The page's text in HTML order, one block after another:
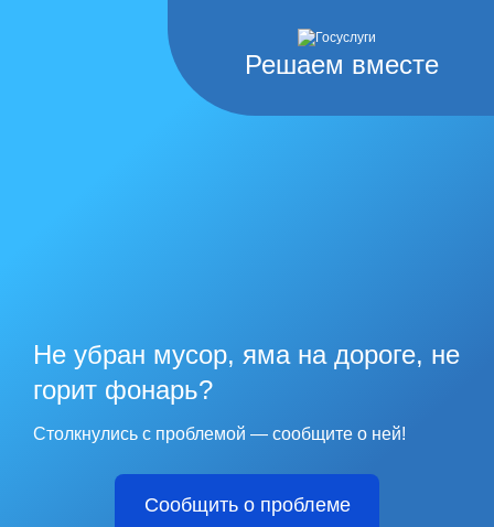
Решаем вместе
Не убран мусор, яма на дороге, не
горит фонарь?
Столкнулись с проблемой — сообщите о ней!
Сообщить о проблеме